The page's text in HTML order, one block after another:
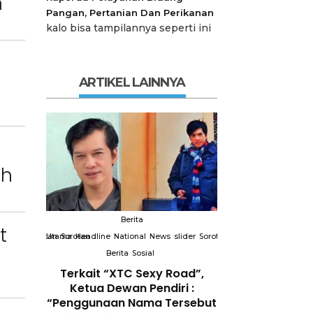
Pangan, Pertanian Dan Perikanan
kalo bisa tampilannya seperti ini
ARTIKEL LAINNYA
Sorotan Sorotan
Berita
Utama Headline National News slider Sorotan
Berita Sosial
Terkait “XTC Sexy Road”,
Ketua Dewan Pendiri :
“Penggunaan Nama Tersebut